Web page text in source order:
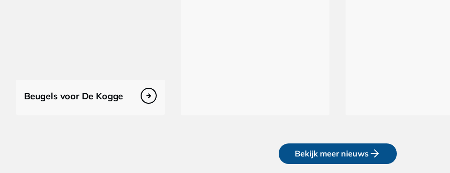
Beugels voor De Kogge
Bekijk meer nieuws